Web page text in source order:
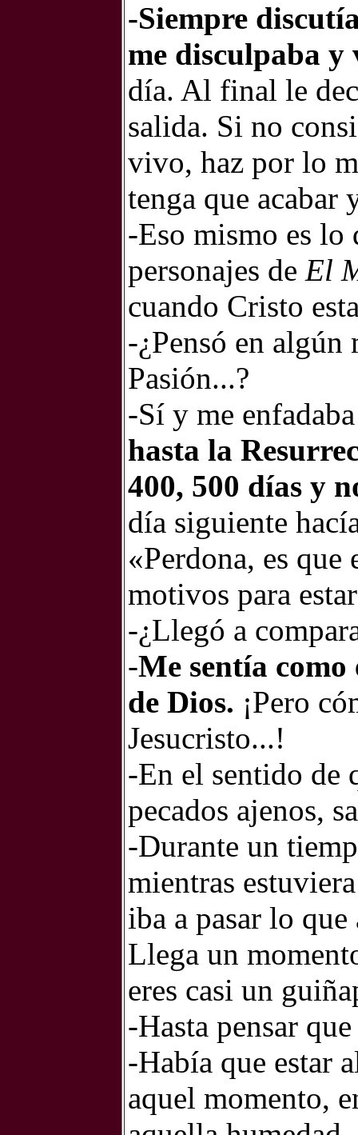
-Siempre
me disculpaba y
día. Al final le
salida. Si no
vivo, haz por lo
tenga que
-Eso mismo es lo
personajes de El
cuando Cristo
-¿Pensó en
Pasión...?
-Sí y me
hasta la
400, 500 días y
día siguiente
«Perdona, es
motivos para
-¿Llegó a
-Me sentía como
de Dios. ¡Pero
Jesucristo...!
-En el sentido de
pecados ajenos,
-Durante un
mientras
iba a pasar lo
Llega un
eres casi un
-Hasta pensar
-Había que estar
aquel momento,